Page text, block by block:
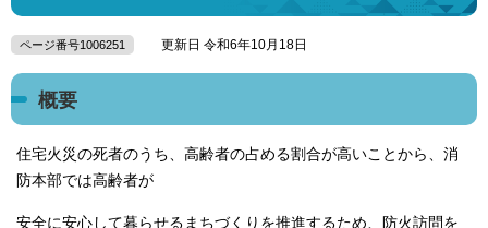
ページ番号1006251 更新日 令和6年10月18日
概要
住宅火災の死者のうち、高齢者の占める割合が高いことから、消
防本部では高齢者が
安全に安心して暮らせるまちづくりを推進するため、防火訪問を